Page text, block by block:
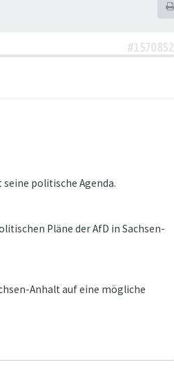
#1570852
politische Agenda.
Pläne der AfD in Sachsen-
Anhalt auf eine mögliche